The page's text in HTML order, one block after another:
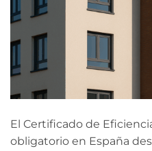
El Certificado de
obligatorio en España